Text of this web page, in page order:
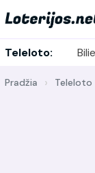
Teleloto:
Pradžia Teleloto